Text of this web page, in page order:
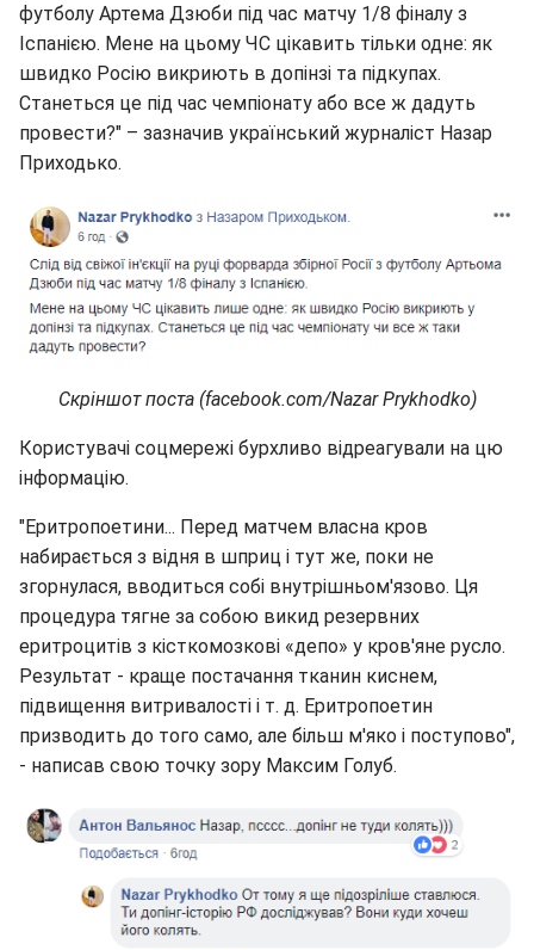
футболу Артема Дзюби під час матчу 1/8 фіналу з
Іспанією. Мене на цьому ЧС цікавить тільки одне: як
швидко Росію викриють в допінзі та підкупах.
Станеться це під час чемпіонату або все ж дадуть
провести?" – зазначив український журналіст Назар
Приходько.
Скріншот поста (facebook.com/Nazar Prykhodko)
Користувачі соцмережі бурхливо відреагували на цю
інформацію.
"Еритропоетини... Перед матчем власна кров
набирається з відня в шприц і тут же, поки не
згорнулася, вводиться собі внутрішньом'язово. Ця
процедура тягне за собою викид резервних
еритроцитів з кісткомозкові «депо» у кров'яне русло.
Результат - краще постачання тканин киснем,
підвищення витривалості і т. д. Еритропоетин
призводить до того само, але більш м'яко і поступово",
- написав свою точку зору Максим Голуб.